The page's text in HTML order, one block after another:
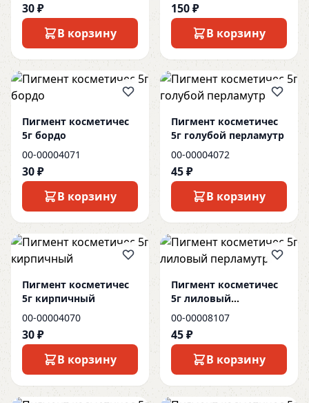
30 ₽
В корзину
150 ₽
В корзину
Пигмент косметичес
5г бордо
00-00004071
30 ₽
В корзину
Пигмент косметичес
5г голубой перламутр
00-00004072
45 ₽
В корзину
Пигмент косметичес
5г кирпичный
00-00004070
30 ₽
В корзину
Пигмент косметичес
5г лиловый
перламутр
00-00008107
45 ₽
В корзину